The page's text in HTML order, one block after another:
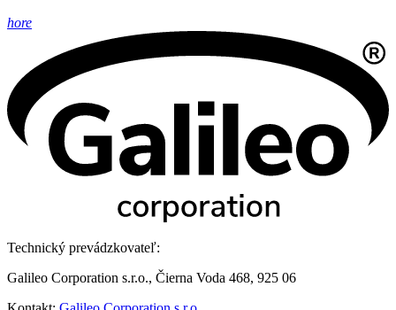
hore
Technický prevádzkovateľ:
Galileo Corporation s.r.o., Čierna Voda 468, 925 06